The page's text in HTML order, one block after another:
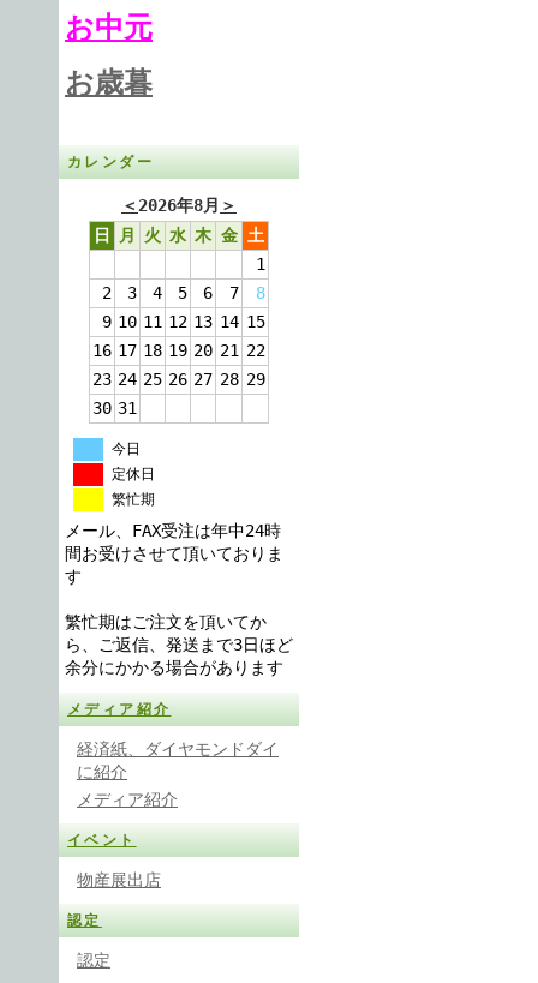
お中元
お歳暮
カレンダー
＜ 2026年8月 ＞
日
月 火 水 木 金 土
1
2
3 4 5 6 7
8
9 10 11 12 13 14 15
16 17 18 19 20 21 22
23 24 25 26 27 28 29
30 31
今日
定休日
繁忙期
メール、FAX受注は年中24時
間お受けさせて頂いておりま
す
繁忙期はご注文を頂いてか
ら、ご返信、発送まで3日ほど
余分にかかる場合があります
メディア紹介
経済紙、ダイヤモンドダイ
に紹介
メディア紹介
イベント
物産展出店
認定
認定